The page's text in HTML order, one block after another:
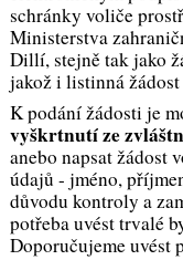
schránky voliče
Ministerstva
Dillí, stejně tak jako
jakož i listinná žádost
K podání žádosti je
vyškrtnutí ze
anebo napsat žádost
údajů - jméno,
důvodu kontroly a
potřeba uvést trvalé
Doporučujeme uvést